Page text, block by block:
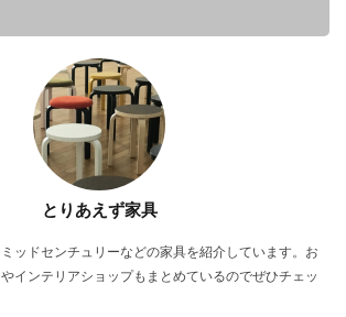
とりあえず家具
ッドセンチュリーなどの家具を紹介しています。お
インテリアショップもまとめているのでぜひチェッ